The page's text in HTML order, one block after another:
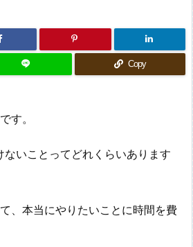
Copy
す。
ないことってどれくらいあります
、本当にやりたいことに時間を費